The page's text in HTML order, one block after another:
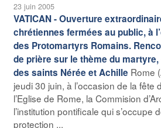
23 juin 2005
VATICAN - Ouverture
chrétiennes fermées au public, à
des Protomartyrs Romains.
de prière sur le thème du
des saints Nérée et Achille Rome
jeudi 30 juin, à l’occasion de la fête
l’Eglise de Rome, la Commision
l’institution pontificale qui s’occupe
protection ...